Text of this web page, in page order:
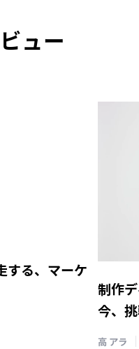
ュー
する、マーケ
制作
今、
高 アラ